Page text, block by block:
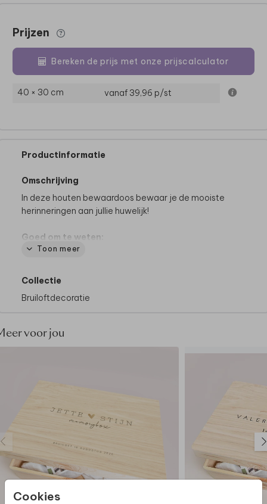
Cookies
Prijzen
Bereken de prijs met onze prijscalculator
40 × 30 cm vanaf 39,96 p/st
Productinformatie
Omschrijving
In deze houten bewaardoos bewaar je de mooiste
herinneringen aan jullie huwelijk!
Goed om te weten:
• Voor het mooiste eindresultaat adviseren we om
• Hout is een natuurlijk product, dus iedere memory
• De memory box wordt op een andere manier
nét wat anders uitpakken.
Toon meer
Collectie
Bruiloftdecoratie
voor jou